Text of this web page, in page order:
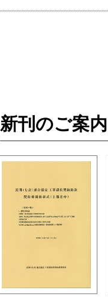
新刊のご案内